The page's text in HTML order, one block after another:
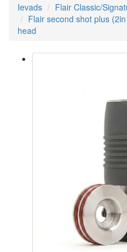
Ievads
Flair Classic/
Flair second shot plus
head